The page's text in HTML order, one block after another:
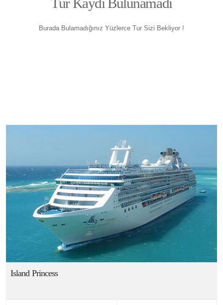
Tur Kaydı Bulunamadı
Burada Bulamadığınız Yüzlerce Tur Sizi Bekliyor !
Island Princess